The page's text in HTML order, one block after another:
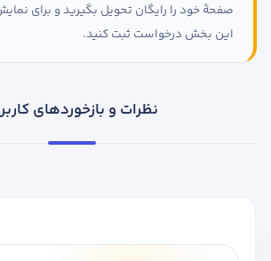
صفحهٔ خود را رایگان تحویل بگیرید و برای
این بخش درخواست ثبت کنید.
نظرات و بازخوردهای